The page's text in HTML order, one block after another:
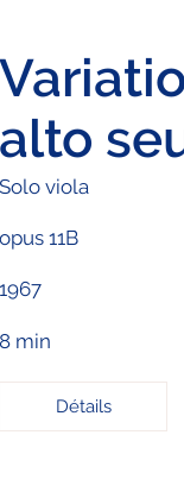
alto
Solo viola
opus 11B
1967
8 min
Détails